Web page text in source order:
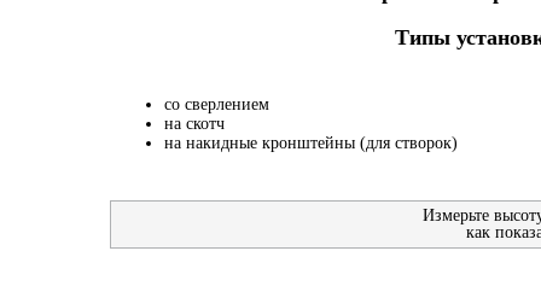
Типы
со сверлением
на скотч
на накидные кронштейны (для створок)
Измерьте
как